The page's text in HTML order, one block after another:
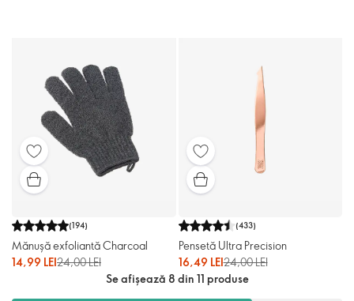
(194)
Mănușă exfoliantă Charcoal
14,99 LEI24,00 LEI
(433)
Pensetă Ultra Precision
16,49 LEI24,00 LEI
Se afișează 8 din 11 produse